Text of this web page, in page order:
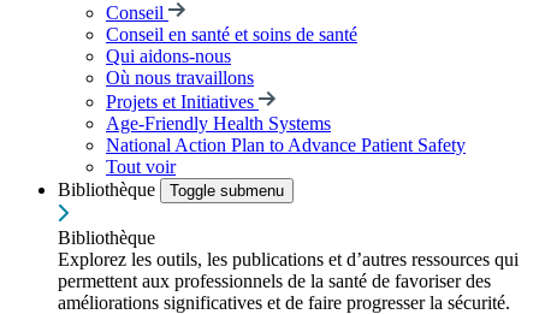
Conseil
Conseil en santé et soins de santé
Qui aidons-nous
Où nous travaillons
Projets et Initiatives
Age-Friendly Health Systems
National Action Plan to Advance Patient Safety
Tout voir
Bibliothèque
Toggle submenu
Bibliothèque
Explorez les outils, les publications et d’autres ressources qui
permettent aux professionnels de la santé de favoriser des
améliorations significatives et de faire progresser la sécurité.